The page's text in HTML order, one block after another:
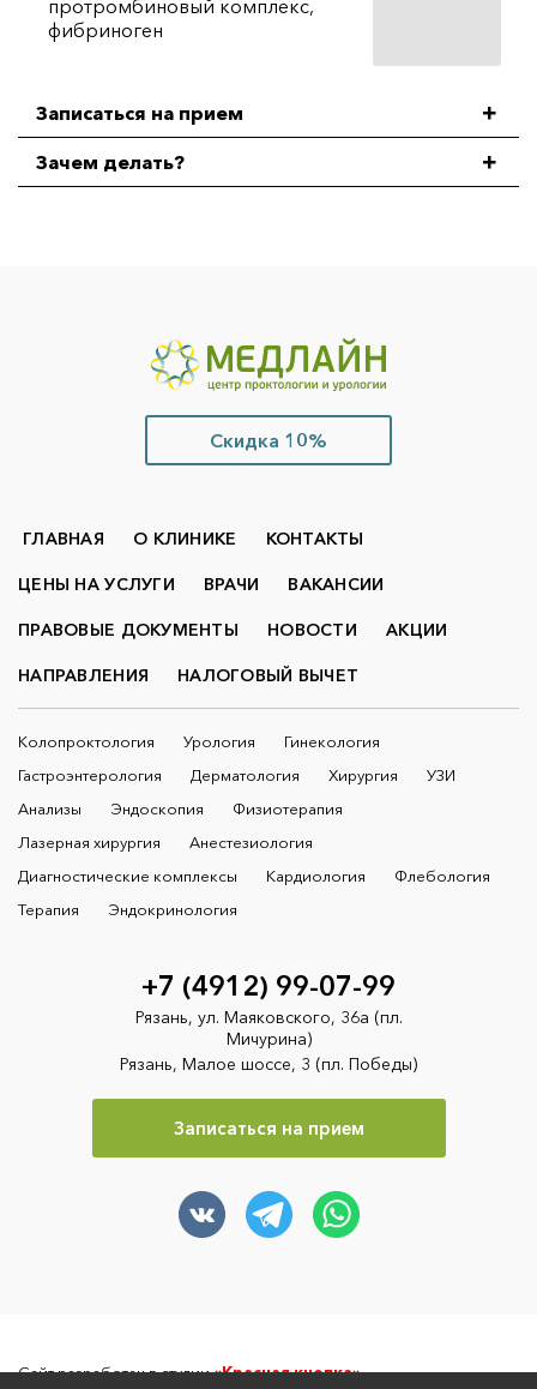
протромбиновый комплекс,
фибриноген
Записаться на прием
Зачем делать?
Скидка 10%
ГЛАВНАЯ О КЛИНИКЕ КОНТАКТЫ
ЦЕНЫ НА УСЛУГИ ВРАЧИ ВАКАНСИИ
ПРАВОВЫЕ ДОКУМЕНТЫ НОВОСТИ АКЦИИ
НАПРАВЛЕНИЯ НАЛОГОВЫЙ ВЫЧЕТ
Колопроктология Урология
Гинекология
Гастроэнтерология
Дерматология Хирургия
УЗИ
Анализы
Эндоскопия
Физиотерапия
Лазерная хирургия
Анестезиология
Диагностические комплексы
Кардиология
Флебология
Терапия
Эндокринология
+7 (4912) 99-07-99
Рязань, ул. Маяковского, 36а (пл.
Мичурина)
Рязань, Малое шоссе, 3 (пл. Победы)
Записаться на прием
Сайт разработан в студии«Красная кнопка»